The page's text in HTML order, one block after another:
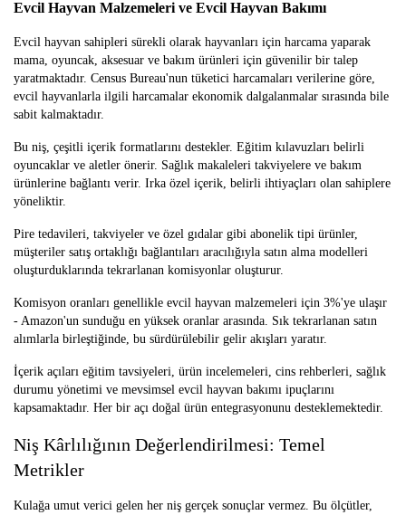
Evcil Hayvan Malzemeleri ve Evcil Hayvan Bakımı
Evcil hayvan sahipleri sürekli olarak hayvanları için harcama yaparak
mama, oyuncak, aksesuar ve bakım ürünleri için güvenilir bir talep
yaratmaktadır. Census Bureau'nun tüketici harcamaları verilerine göre,
evcil hayvanlarla ilgili harcamalar ekonomik dalgalanmalar sırasında bile
sabit kalmaktadır.
Bu niş, çeşitli içerik formatlarını destekler. Eğitim kılavuzları belirli
oyuncaklar ve aletler önerir. Sağlık makaleleri takviyelere ve bakım
ürünlerine bağlantı verir. Irka özel içerik, belirli ihtiyaçları olan sahiplere
yöneliktir.
Pire tedavileri, takviyeler ve özel gıdalar gibi abonelik tipi ürünler,
müşteriler satış ortaklığı bağlantıları aracılığıyla satın alma modelleri
oluşturduklarında tekrarlanan komisyonlar oluşturur.
Komisyon oranları genellikle evcil hayvan malzemeleri için 3%'ye ulaşır
- Amazon'un sunduğu en yüksek oranlar arasında. Sık tekrarlanan satın
alımlarla birleştiğinde, bu sürdürülebilir gelir akışları yaratır.
İçerik açıları eğitim tavsiyeleri, ürün incelemeleri, cins rehberleri, sağlık
durumu yönetimi ve mevsimsel evcil hayvan bakımı ipuçlarını
kapsamaktadır. Her bir açı doğal ürün entegrasyonunu desteklemektedir.
Niş Kârlılığının Değerlendirilmesi: Temel
Metrikler
Kulağa umut verici gelen her niş gerçek sonuçlar vermez. Bu ölçütler,